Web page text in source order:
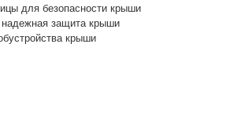
для безопасности крыши
защита крыши
крыши